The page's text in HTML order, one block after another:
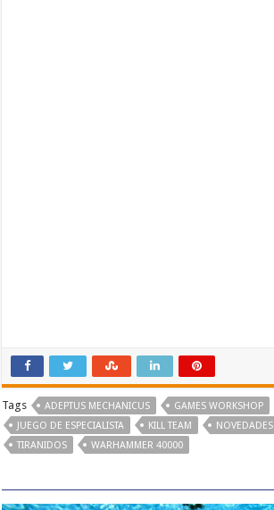
Tags ADEPTUS MECHANICUS
GAMES WORKSHOP
JUEGO DE ESPECIALISTA
KILL TEAM NOVEDADES
TIRANIDOS
WARHAMMER 40000